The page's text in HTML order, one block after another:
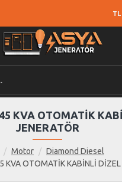
TL
Motor
Diamond Diesel
KVA OTOMATİK KABİNLİ DİZEL
KVA OTOMATİK
JENERATÖR